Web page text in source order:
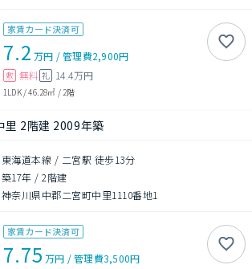
家賃カード決済可
7.2 万円 /管理費2,900円
敷 無料 礼 14.4万円
1LDK/46.28㎡ /2階
里 2階建 2009年築
東海道本線 / 二宮駅 徒歩13分
築17年 /2階建
神奈川県中郡二宮町中里1110番地1
家賃カード決済可
7.75 万円 /管理費3,500円